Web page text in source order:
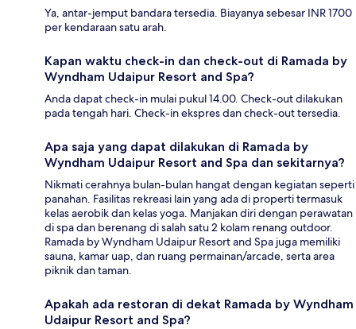
Ya, antar-jemput bandara tersedia. Biayanya sebesar INR 1700
per kendaraan satu arah.
Kapan waktu check-in dan check-out di Ramada by
Wyndham Udaipur Resort and Spa?
Anda dapat check-in mulai pukul 14.00. Check-out dilakukan
pada tengah hari. Check-in ekspres dan check-out tersedia.
Apa saja yang dapat dilakukan di Ramada by
Wyndham Udaipur Resort and Spa dan sekitarnya?
Nikmati cerahnya bulan-bulan hangat dengan kegiatan seperti
panahan. Fasilitas rekreasi lain yang ada di properti termasuk
kelas aerobik dan kelas yoga. Manjakan diri dengan perawatan
di spa dan berenang di salah satu 2 kolam renang outdoor.
Ramada by Wyndham Udaipur Resort and Spa juga memiliki
sauna, kamar uap, dan ruang permainan/arcade, serta area
piknik dan taman.
Apakah ada restoran di dekat Ramada by Wyndham
Udaipur Resort and Spa?